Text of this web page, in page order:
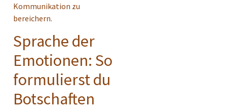
Kommunikation zu
bereichern.
Sprache der
Emotionen: So
formulierst du
Botschaften